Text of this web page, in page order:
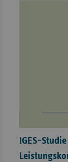
IGES-